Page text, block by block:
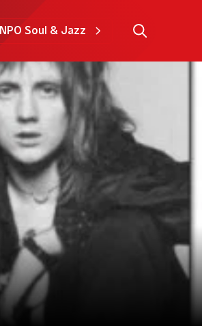
NPO Soul & Jazz